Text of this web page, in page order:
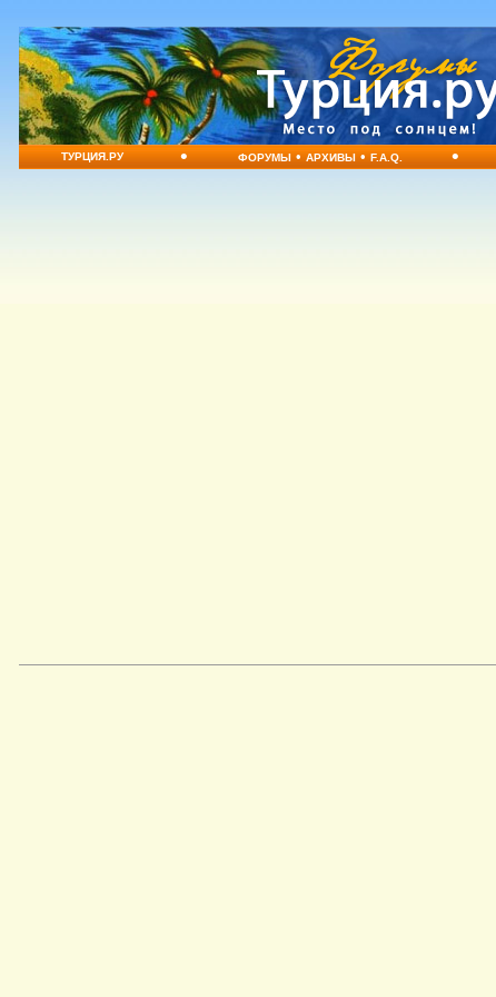
ТУРЦИЯ.РУ • ФОРУМЫ•АРХИВЫ•F.A.Q. •